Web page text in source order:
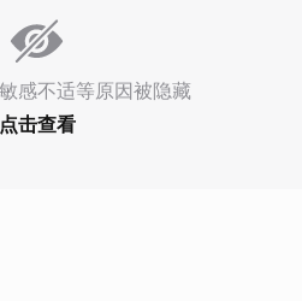
感不适等原因被隐藏
点击查看